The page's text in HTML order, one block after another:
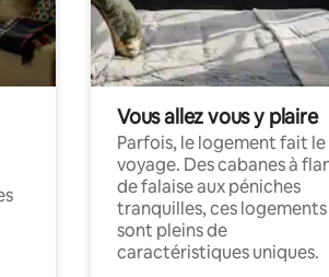
Vous allez vous y plaire
Parfois, le logement fait le
voyage. Des cabanes à
de falaise aux péniches
tranquilles, ces logements
sont pleins de
caractéristiques uniques.